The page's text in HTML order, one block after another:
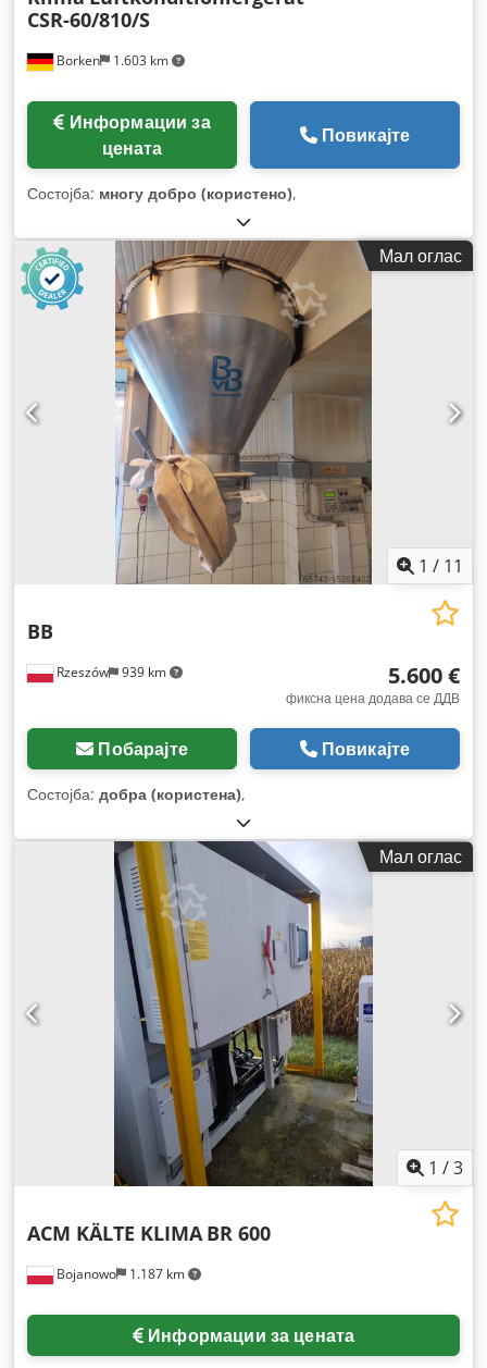
Borken 1.603 km
CSR-60/810/S
цената
Повикајте
Состојба: многу добро (користено),
Мал оглас
1 / 11
Rzeszów 939 km
BB
5.600 €
фиксна цена додава се ДДВ
Побарајте Повикајте
Состојба: добра (користена),
Мал оглас
1 /3
Bojanowo 1.187 km
ACM KÄLTE KLIMA BR 600
Информации за цената